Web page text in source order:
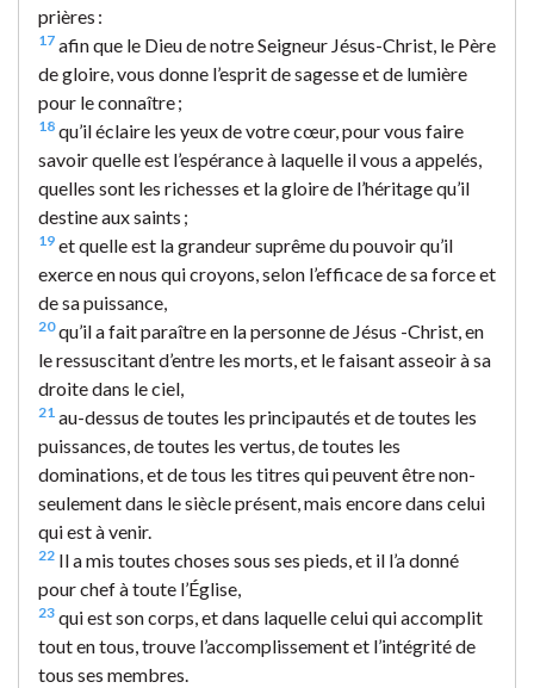
prières :
17 afin que le Dieu de notre Seigneur Jésus-Christ, le Père
de gloire, vous donne l’esprit de sagesse et de lumière
pour le connaître ;
18 qu’il éclaire les yeux de votre cœur, pour vous faire
savoir quelle est l’espérance à laquelle il vous a appelés,
quelles sont les richesses et la gloire de l’héritage qu’il
destine aux saints ;
19 et quelle est la grandeur suprême du pouvoir qu’il
exerce en nous qui croyons, selon l’efficace de sa force et
de sa puissance,
20qu’il a fait paraître en la personne de Jésus -Christ, en
le ressuscitant d’entre les morts, et le faisant asseoir à sa
droite dans le ciel,
21 au-dessus de toutes les principautés et de toutes les
puissances, de toutes les vertus, de toutes les
dominations, et de tous les titres qui peuvent être non-
seulement dans le siècle présent, mais encore dans celui
qui est à venir.
22 Il a mis toutes choses sous ses pieds, et il l’a donné
pour chef à toute l’Église,
23 qui est son corps, et dans laquelle celui qui accomplit
tout en tous, trouve l’accomplissement et l’intégrité de
tous ses membres.